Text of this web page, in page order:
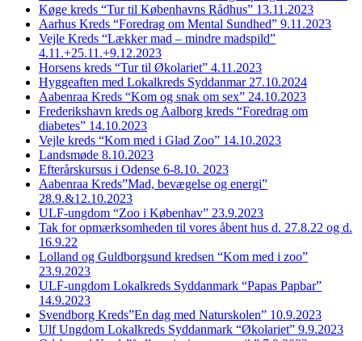
Køge kreds “Tur til Københavns Rådhus” 13.11.2023
Aarhus Kreds “Foredrag om Mental Sundhed” 9.11.2023
Vejle Kreds “Lækker mad – mindre madspild”
4.11.+25.11.+9.12.2023
Horsens kreds “Tur til Økolariet” 4.11.2023
Hyggeaften med Lokalkreds Syddanmar 27.10.2024
Aabenraa Kreds “Kom og snak om sex” 24.10.2023
Frederikshavn kreds og Aalborg kreds “Foredrag om
diabetes” 14.10.2023
Vejle kreds “Kom med i Glad Zoo” 14.10.2023
Landsmøde 8.10.2023
Efterårskursus i Odense 6-8.10. 2023
Aabenraa Kreds”Mad, bevægelse og energi”
28.9.&12.10.2023
ULF-ungdom “Zoo i Københav” 23.9.2023
Tak for opmærksomheden til vores åbent hus d. 27.8.22 og d.
16.9.22
Lolland og Guldborgsund kredsen “Kom med i zoo”
23.9.2023
ULF-ungdom Lokalkreds Syddanmark “Papas Papbar”
14.9.2023
Svendborg Kreds”En dag med Naturskolen” 10.9.2023
Ulf Ungdom Lokalkreds Syddanmark “Økolariet” 9.9.2023